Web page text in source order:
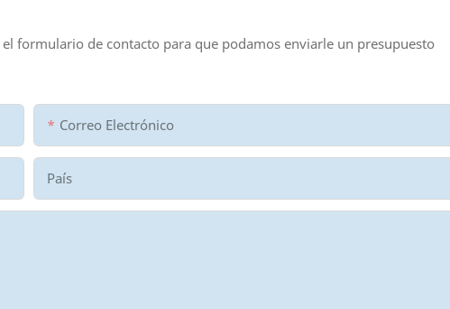
formulario de contacto para que podamos enviarle un presupuesto
Correo Electrónico
País